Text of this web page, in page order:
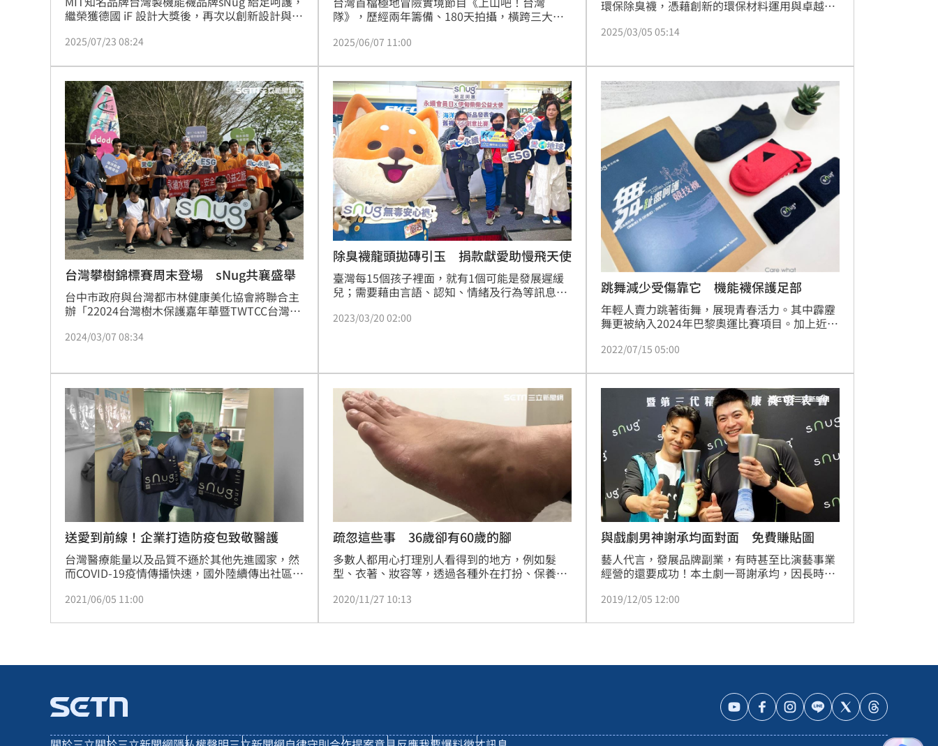
三立iNEWS新聞台線上直播 18:00
台彩父親節推新刮刮樂千萬頭獎超「爸」氣 12:00
商場戰國來臨 台中「頂奢大道」逐漸成形 12:00
「拍片人的多重宇宙」職涯論壇9/12登場！ 10:30
8國球員齊聚高雄 Formosa 7s掀足球熱潮 10:00
理想混蛋號召粉絲跨海追星吃美食！ 18:15
繼榮獲德國 iF 設計大獎後，再次以創新設計與機
「中捷城市探索永續機能除臭襪」，減碳概念及
2025/07/23 08:24
隊》，歷經兩年籌備、180天拍攝，橫跨三大
大事」為名的極限挑戰行動。邀請屢獲國際大獎
支持，攜手節目團隊，從腳下出發，為台灣精神
同行，撐住每一段艱鉅路程。
2025/06/07 11:00
環保除臭襪，憑藉創新的環保材料運用與卓越的
DESIGN AWARD），再度向國際市場展現台灣製
2025/03/05 05:14
台灣攀樹錦標賽周末登場 sNug共襄盛舉
台中市政府與台灣都市林健康美化協會將聯合主
辦「22024台灣樹木保護嘉年華暨TWTCC台灣攀
盛大舉行。此次活動集結來自9國的50名攀樹好
在本次活動中，也將參與現場攤位並提供免費兌
換品牌好禮的專屬活動，為活動增添更多亮點。
2024/03/07 08:34
除臭襪龍頭拋磚引玉 捐款獻愛助慢飛天使
臺灣每15個孩子裡面，就有1個可能是發展遲緩
兒；需要藉由言語、認知、情緒及行為等訊息中
投入早療支援不遺餘力，過去已累積超過85萬元
2023/03/20 02:00
跳舞減少受傷靠它 機能襪保護足部
年輕人賣力跳著街舞，展現青春活力。其中霹靂
舞更被納入2024年巴黎奧運比賽項目。加上近期
孩子有被看見的機會，也因此意外帶動跳舞必備
2022/07/15 05:00
送愛到前線！企業打造防疫包致敬醫護
台灣醫療能量以及品質不遜於其他先進國家，然
而COVID-19疫情傳播快速，國外陸續傳出社區及
重，醫護人員防護衣一穿就是一整天，脫下來後
友，打造「醫護防疫包」包括減輕醫護久站壓力
者　陳佳鈴）
2021/06/05 11:00
疏忽這些事 36歲卻有60歲的腳
多數人都用心打理別人看得到的地方，例如髮
型、衣著、妝容等，透過各種外在打扮、保養方
輕，但你有想過你的腳年齡嗎？
2020/11/27 10:13
與戲劇男神謝承均面對面 免費賺貼圖
藝人代言，發展品牌副業，有時甚至比演藝事業
經營的還要成功！本土劇一哥謝承均，因長時間
雙襪子穿三天了，卻都沒有氣味喔，這讓謝承均
灣社頭製襪工業及本土除臭襪優良品牌．甚至還
2019/12/05 12:00